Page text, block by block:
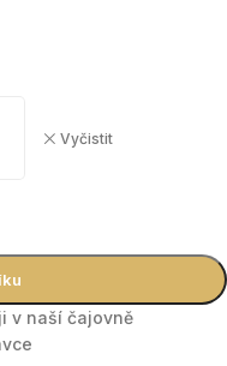
Vyčistit
v naší čajovně